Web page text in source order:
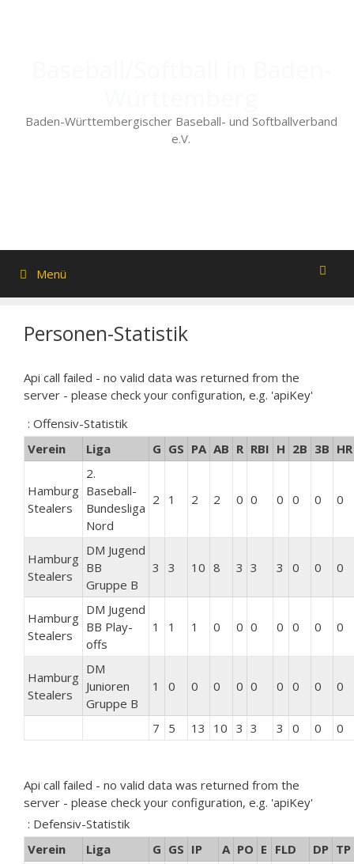
Baden-Württembergischer Baseball- und Softballverband
e.V.
Menü
Personen-Statistik
Api call failed - no valid data was returned from the
server - please check your configuration, e.g. 'apiKey'
: Offensiv-Statistik
Verein
Liga G GS PA AB R RBI H 2B 3B HR
Hamburg
Stealers
2.
Baseball-
Bundesliga
Nord
2 1 2 2 0 0 0 0 0 0
Hamburg
Stealers
DM Jugend
BB
Gruppe B
3 3 10 8 3 3 3 0 0 0
Hamburg
Stealers
DM Jugend
BB Play-
offs
1 1 1 0 0 0 0 0 0 0
Hamburg
Stealers
DM
Junioren
Gruppe B
1 0 0 0 0 0 0 0 0 0
7 5 13 10 3 3 3 0 0 0
Api call failed - no valid data was returned from the
server - please check your configuration, e.g. 'apiKey'
: Defensiv-Statistik
Verein
Liga G GS IP A PO E FLD DP TP